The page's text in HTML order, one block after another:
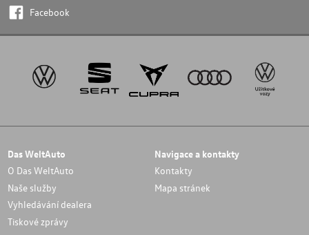
Facebook
Das WeltAuto
O Das WeltAuto
Naše služby
Vyhledávání dealera
Tiskové zprávy
Navigace a kontakty
Kontakty
Mapa stránek